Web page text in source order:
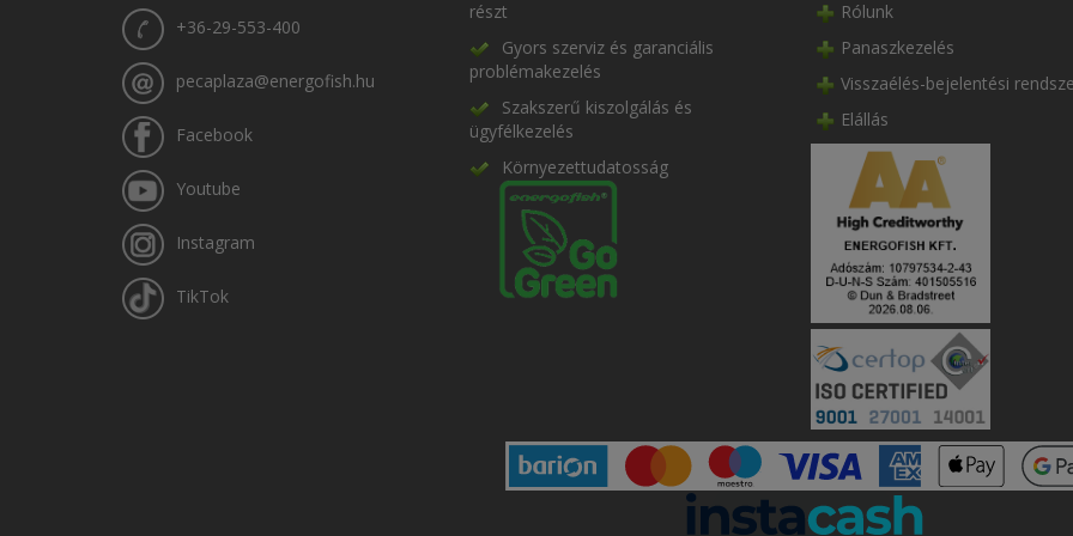
+36-29-553-400
pecaplaza@energofish.hu
Facebook
Youtube
Instagram
TikTok
részt
Gyors szerviz és garanciális
problémakezelés
Szakszerű kiszolgálás és
ügyfélkezelés
Környezettudatosság
Rólunk
Panaszkezelés
Visszaélés-bejelentési
Elállás